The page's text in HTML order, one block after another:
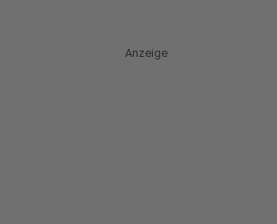
Anzeige